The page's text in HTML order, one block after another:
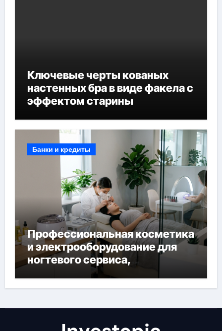
Ключевые черты кованых
настенных бра в виде факела с
эффектом старины
Банки и кредиты
Профессиональная косметика
и электрооборудование для
ногтевого сервиса,
наращивания ресниц и
депиляции